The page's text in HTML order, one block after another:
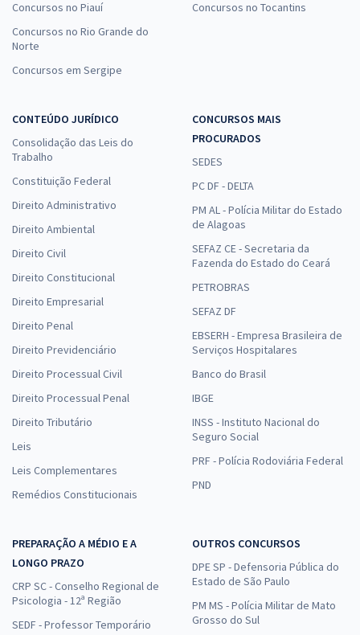
Concursos no Piauí
Concursos no Rio Grande do
Norte
Concursos em Sergipe
Concursos no Tocantins
CONTEÚDO JURÍDICO
Consolidação das Leis do
Trabalho
Constituição Federal
Direito Administrativo
Direito Ambiental
Direito Civil
Direito Constitucional
Direito Empresarial
Direito Penal
Direito Previdenciário
Direito Processual Civil
Direito Processual Penal
Direito Tributário
Leis
Leis Complementares
Remédios Constitucionais
CONCURSOS MAIS
PROCURADOS
SEDES
PC DF - DELTA
PM AL - Polícia Militar do Estado
de Alagoas
SEFAZ CE - Secretaria da
Fazenda do Estado do Ceará
PETROBRAS
SEFAZ DF
EBSERH - Empresa Brasileira de
Serviços Hospitalares
Banco do Brasil
IBGE
INSS - Instituto Nacional do
Seguro Social
PRF - Polícia Rodoviária Federal
PND
PREPARAÇÃO A MÉDIO E A
LONGO PRAZO
CRP SC - Conselho Regional de
Psicologia - 12ª Região
SEDF - Professor Temporário
OUTROS CONCURSOS
DPE SP - Defensoria Pública do
Estado de São Paulo
PM MS - Polícia Militar de Mato
Grosso do Sul